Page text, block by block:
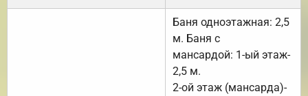
Баня одноэтажная: 2,5
м. Баня с
мансардой: 1-ый этаж-
2,5 м.
2-ой этаж (мансарда)-